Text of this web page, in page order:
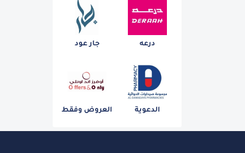
درعه جار عود
الدعوية العروض وفقط